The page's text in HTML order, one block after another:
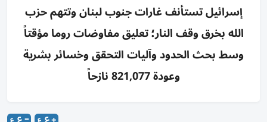
إسرائيل تستأنف غارات جنوب لبنان وتتهم حزب
الله بخرق وقف النار؛ تعليق مفاوضات روما مؤقتاً
وسط بحث الحدود وآليات التحقق وخسائر بشرية
وعودة 821,077 نازحاً